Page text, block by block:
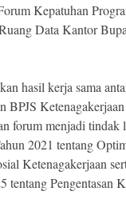
Kepatuhan
Data Kantor
hasil kerja sama
BPJS
forum menjadi tindak
2021 tentang
Ketenagakerjaan
tentang Pengentasan